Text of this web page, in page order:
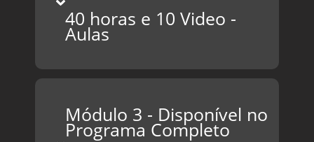
40 horas e 10 Video -
Aulas
Módulo 3 - Disponível no
Programa Completo